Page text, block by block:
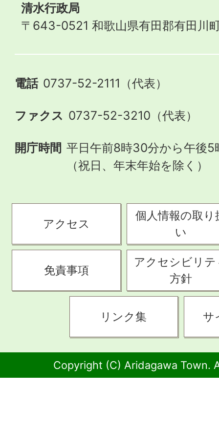
清水行政局
〒643-0521 和歌山県有田郡有田川
電話 0737-52-2111（代表）
ファクス 0737-52-3210（代表）
開庁時間 平日午前8時30分から午後5
（祝日、年末年始を除く）
アクセス
個人情報の取り
い
免責事項
アクセシビリテ
方針
リンク集 サ
Copyright (C) Aridagawa Town.